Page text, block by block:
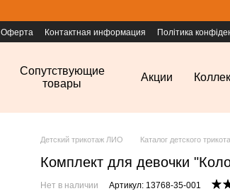
Оферта Контактная информация Політика
Сопутствующие
товары
Акции
Детский трикотаж ЛИО Каталог детского
Комплект для девочки
Нет в наличии Артикул: 13768-35-001